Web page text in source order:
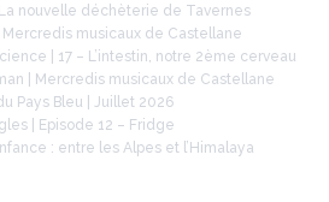
La nouvelle déchèterie de Tavernes
musicaux de Castellane
| 17 – L’intestin, notre 2ème cerveau
| Mercredis musicaux de Castellane
Pays Bleu | Juillet 2026
| Episode 12 – Fridge
: entre les Alpes et l’Himalaya